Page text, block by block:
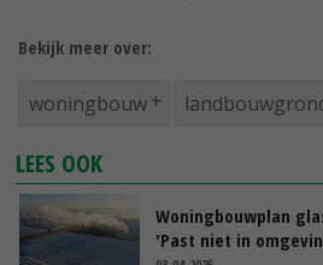
Bekijk meer over:
woningbouw
LEES OOK
Woningbouwplan
'Past niet in